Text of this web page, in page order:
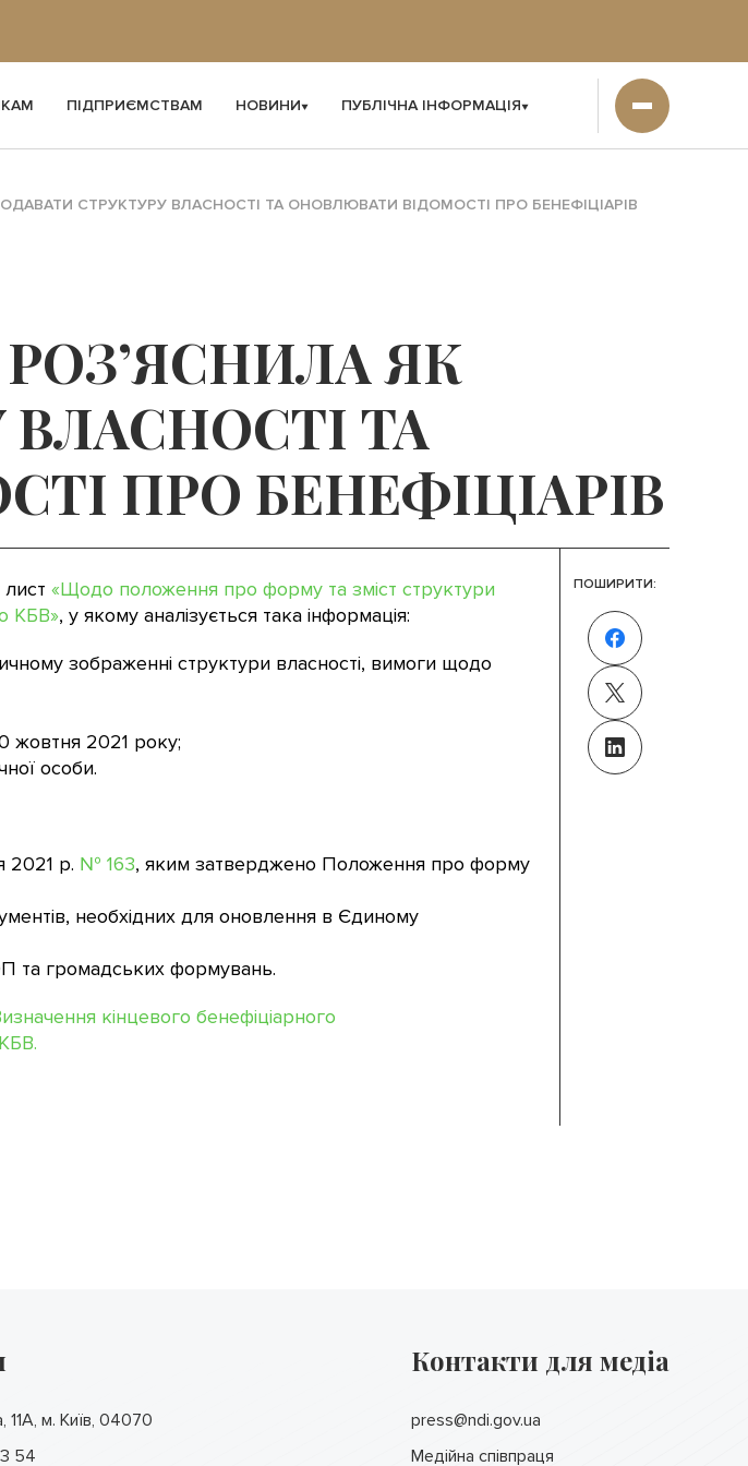
ПІДПРИЄМСТВАМ НОВИНИ ПУБЛІЧНА ІНФОРМАЦІЯ
СТРУКТУРУ ВЛАСНОСТІ ТА ОНОВЛЮВАТИ ВІДОМОСТІ ПРО БЕНЕФІЦІАРІВ
ЯК
ТА
ПРО БЕНЕФІЦІАРІВ
лист «Щодо положення про форму та зміст структури
КБВ», у якому аналізується така інформація:
зображенні структури власності, вимоги щодо
жовтня 2021 року;
особи.
2021 р. № 163, яким затверджено Положення про форму
необхідних для оновлення в Єдиному
громадських формувань.
кінцевого бенефіціарного
ПОШИРИТИ:
11А, м. Київ, 04070
54
Контакти для медіа
press@ndi.gov.ua
Медійна співпраця